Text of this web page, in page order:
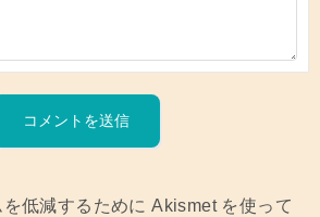
低減するために Akismet を使って